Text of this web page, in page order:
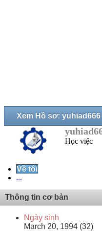
Xem Hồ sơ: yuhiad666
Học việc
Về tôi
...
Thông tin cơ bản
Ngày sinh
March 20, 1994 (32)